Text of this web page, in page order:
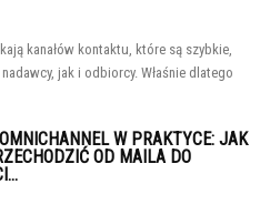
kanałów kontaktu, które są szybkie,
jak i odbiorcy. Właśnie dlatego
W PRAKTYCE: JAK
OD MAILA DO